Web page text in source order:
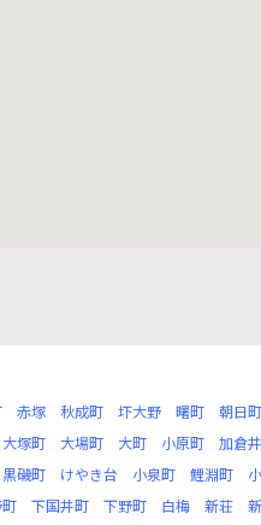
赤塚 秋成町 圷大野 曙町 朝日町
大塚町 大場町 大町 小原町 加倉
黒磯町 けやき台 小泉町 鯉淵町
下国井町 下野町 白梅 新荘